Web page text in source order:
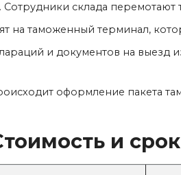
склада перемотают
на таможенный терминал,
и документов на выезд
оформление пакета
и